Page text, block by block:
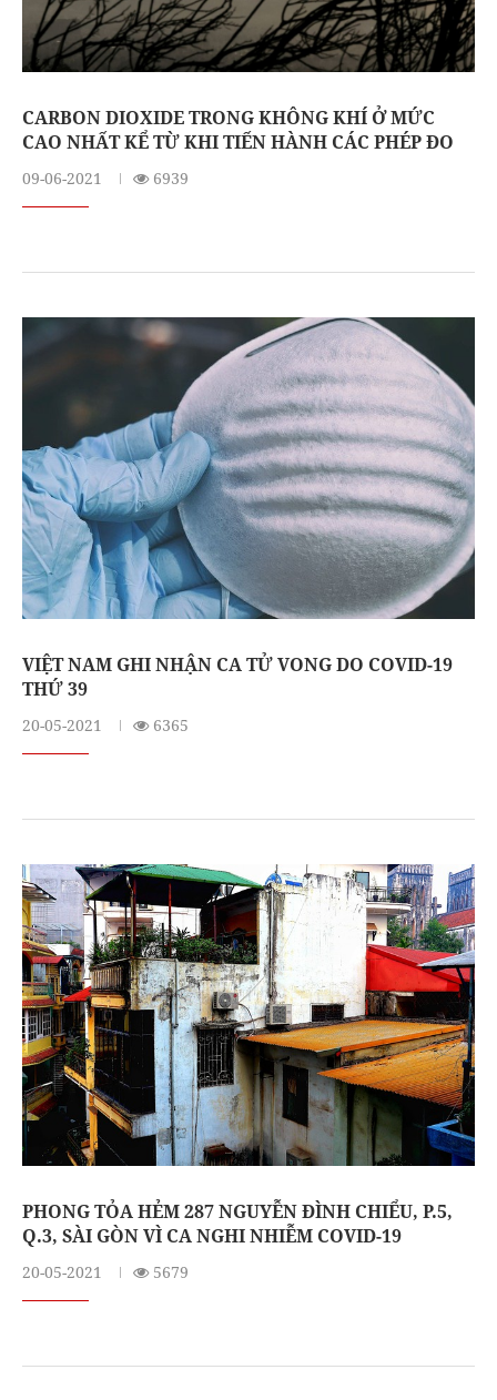
CARBON DIOXIDE TRONG KHÔNG KHÍ Ở MỨC
CAO NHẤT KỂ TỪ KHI TIẾN HÀNH CÁC PHÉP ĐO
09-06-2021 6939
VIỆT NAM GHI NHẬN CA TỬ VONG DO COVID-19
THỨ 39
20-05-2021 6365
PHONG TỎA HẺM 287 NGUYỄN ĐÌNH CHIỂU, P.5,
Q.3, SÀI GÒN VÌ CA NGHI NHIỄM COVID-19
20-05-2021 5679